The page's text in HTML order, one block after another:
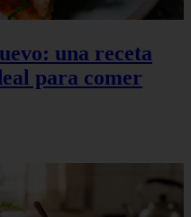
una receta
para comer